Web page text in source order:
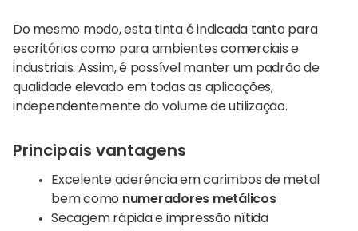
Do mesmo modo, esta tinta é indicada tanto para
escritórios como para ambientes comerciais e
industriais. Assim, é possível manter um padrão de
qualidade elevado em todas as aplicações,
independentemente do volume de utilização.
Principais vantagens
Excelente aderência em carimbos de metal
bem como numeradores metálicos
Secagem rápida e impressão nítida